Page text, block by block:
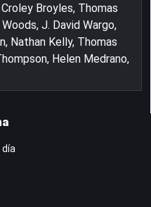
Broyles, Thomas
J. David Wargo,
Nathan Kelly, Thomas
Helen Medrano,